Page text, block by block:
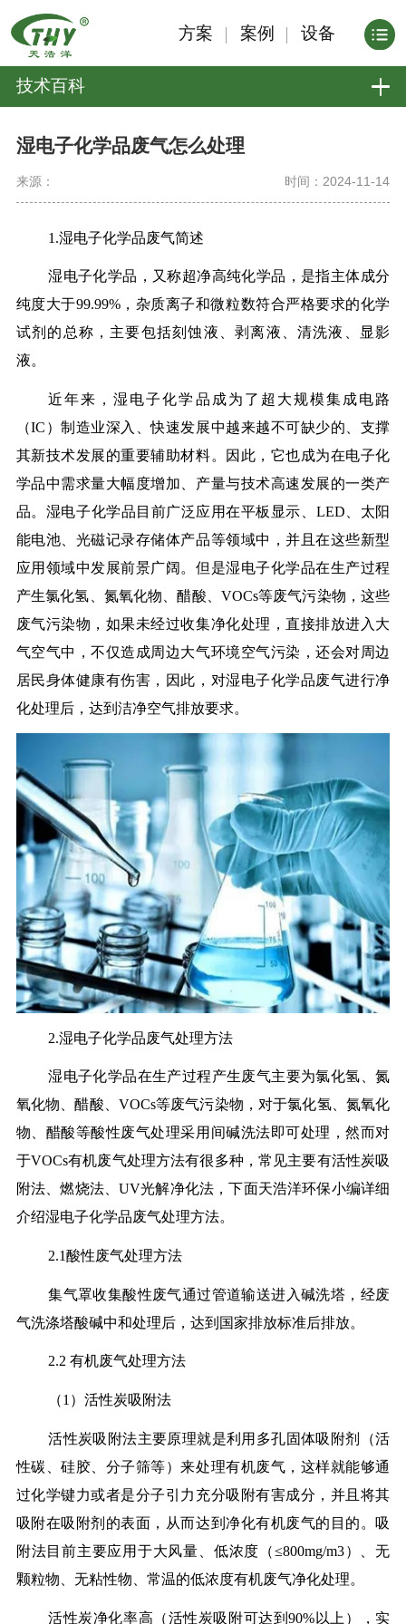
方案 案例 设备
技术百科
湿电子化学品废气怎么处理
来源： 时间：2024-11-14
1.湿电子化学品废气简述
湿电子化学品，又称超净高纯化学品，是指主体成分
纯度大于99.99%，杂质离子和微粒数符合严格要求的化学
试剂的总称，主要包括刻蚀液、剥离液、清洗液、显影
液。
近年来，湿电子化学品成为了超大规模集成电路
（IC）制造业深入、快速发展中越来越不可缺少的、支撑
其新技术发展的重要辅助材料。因此，它也成为在电子化
学品中需求量大幅度增加、产量与技术高速发展的一类产
品。湿电子化学品目前广泛应用在平板显示、LED、太阳
能电池、光磁记录存储体产品等领域中，并且在这些新型
应用领域中发展前景广阔。但是湿电子化学品在生产过程
产生氯化氢、氮氧化物、醋酸、VOCs等废气污染物，这些
废气污染物，如果未经过收集净化处理，直接排放进入大
气空气中，不仅造成周边大气环境空气污染，还会对周边
居民身体健康有伤害，因此，对湿电子化学品废气进行净
化处理后，达到洁净空气排放要求。
2.湿电子化学品废气处理方法
湿电子化学品在生产过程产生废气主要为氯化氢、氮
氧化物、醋酸、VOCs等废气污染物，对于氯化氢、氮氧化
物、醋酸等酸性废气处理采用间碱洗法即可处理，然而对
于VOCs有机废气处理方法有很多种，常见主要有活性炭吸
附法、燃烧法、UV光解净化法，下面天浩洋环保小编详细
介绍湿电子化学品废气处理方法。
2.1酸性废气处理方法
集气罩收集酸性废气通过管道输送进入碱洗塔，经废
气洗涤塔酸碱中和处理后，达到国家排放标准后排放。
2.2 有机废气处理方法
（1）活性炭吸附法
活性炭吸附法主要原理就是利用多孔固体吸附剂（活
性碳、硅胶、分子筛等）来处理有机废气，这样就能够通
过化学键力或者是分子引力充分吸附有害成分，并且将其
吸附在吸附剂的表面，从而达到净化有机废气的目的。吸
附法目前主要应用于大风量、低浓度（≤800mg/m3）、无
颗粒物、无粘性物、常温的低浓度有机废气净化处理。
活性炭净化率高（活性炭吸附可达到90%以上），实